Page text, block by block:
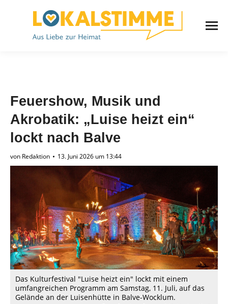
Feuershow, Musik und
Akrobatik: „Luise heizt ein“
lockt nach Balve
von Redaktion 13. Juni 2026 um 13:44
Das Kulturfestival "Luise heizt ein" lockt mit einem
umfangreichen Programm am Samstag, 11. Juli, auf das
Gelände an der Luisenhütte in Balve-Wocklum.